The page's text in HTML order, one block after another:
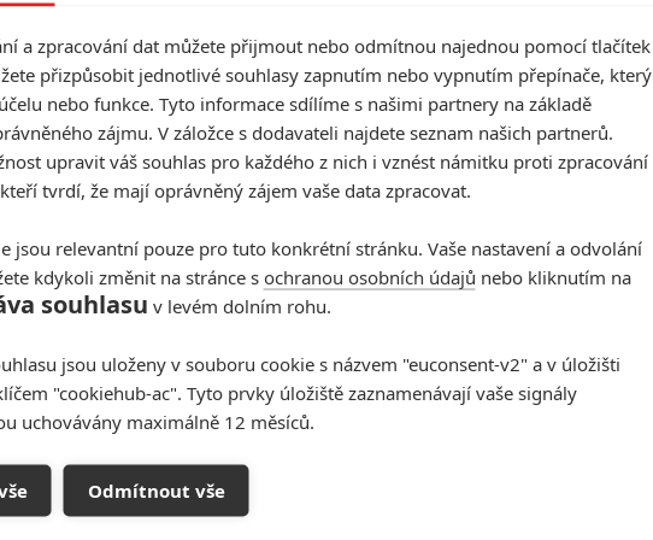
v posmrtné komedii volí, s kým stráví věčnost
na scénáři spolupracuje s
Nicholasem
jedné lásky nebo Milý Johne
. Oba tvůrci pracují
na románové verzi příběhu.
(Zdrojový kód,Mariňák) aPhoebe Dynevor
rolích doplní Ashley Walters
I dva jsou
pavouk,Nouzový východ),Julie Hagerty
),Tracy Ifeachor (Wonka , seriálLegendy zítřka
Mulcare (seriálJessica Jones) aCaleb Ruminers
Titulní foto je ilustrační: Jake Gyllenhaal ve filmu Bratři
James Jake Gyllenhaal Jay O. Sanders
10
5
a zpracování dat můžete přijmout nebo odmítnou najednou pomocí tlačítek
přizpůsobit jednotlivé souhlasy zapnutím nebo vypnutím přepínače, který
nebo funkce. Tyto informace sdílíme s našimi partnery na základě
zájmu. V záložce s dodavateli najdete seznam našich partnerů.
upravit váš souhlas pro každého z nich i vznést námitku proti zpracování
tvrdí, že mají oprávněný zájem vaše data zpracovat.
jsou relevantní pouze pro tuto konkrétní stránku. Vaše nastavení a odvolání
kdykoli změnit na stránce s ochranou osobních údajů nebo kliknutím na
souhlasu v levém dolním rohu.
jsou uloženy v souboru cookie s názvem "euconsent-v2" a v úložišti
"cookiehub-ac". Tyto prvky úložiště zaznamenávají vaše signály
uchovávány maximálně 12 měsíců.
Odmítnout vše